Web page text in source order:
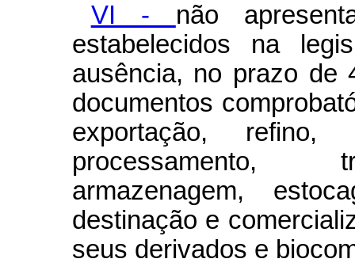
VI - não
estabelecidos na
ausência, no prazo de
documentos
exportação, refino,
processamento,
armazenagem,
destinação e
seus derivados e